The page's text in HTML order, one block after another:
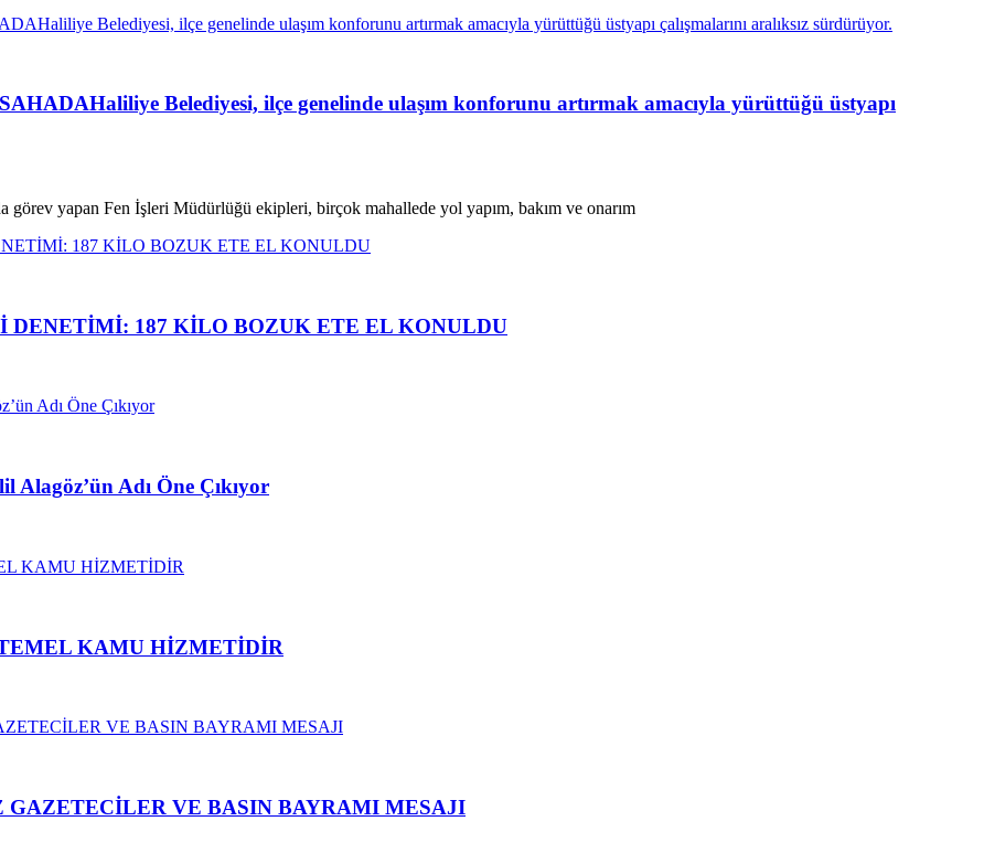
Belediyesi, ilçe genelinde ulaşım konforunu artırmak amacıyla yürüttüğü üstyapı
görev yapan Fen İşleri Müdürlüğü ekipleri, birçok mahallede yol yapım, bakım ve onarım
187 KİLO BOZUK ETE EL KONULDU
Adı Öne Çıkıyor
KAMU HİZMETİDİR
VE BASIN BAYRAMI MESAJI